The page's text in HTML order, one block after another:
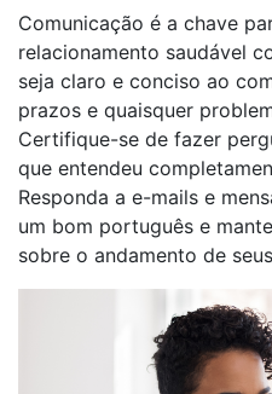
Comunicação é a chave
relacionamento saudável
seja claro e conciso ao
prazos e quaisquer
Certifique-se de fazer
que entendeu
Responda a e-mails e
um bom português e
sobre o andamento de